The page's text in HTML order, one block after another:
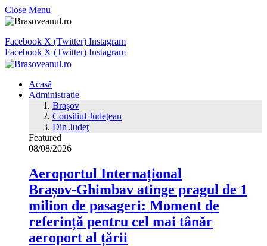
Close Menu
Facebook X (Twitter) Instagram
Facebook X (Twitter) Instagram
Acasă
Administratie
Braşov
Consiliul Judeţean
Din Judeţ
Featured
08/08/2026
Aeroportul Internațional
Brașov‑Ghimbav atinge pragul de 1
milion de pasageri: Moment de
referință pentru cel mai tânăr
aeroport al țării